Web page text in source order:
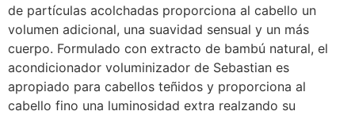
de partículas acolchadas proporciona al cabello un
volumen adicional, una suavidad sensual y un más
cuerpo. Formulado con extracto de bambú natural, el
acondicionador voluminizador de Sebastian es
apropiado para cabellos teñidos y proporciona al
cabello fino una luminosidad extra realzando su